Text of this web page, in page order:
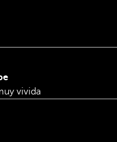
vivida